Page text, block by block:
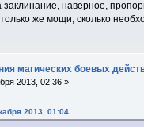
наверное,
же мощи, сколько
магических боевых
2013, 02:36 »
2013, 01:04